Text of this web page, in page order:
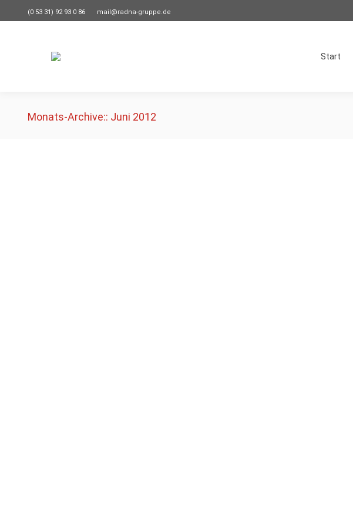
(0 53 31) 92 93 0 86 mail@radna-gruppe.de
Start
Monats-Archive:: Juni 2012